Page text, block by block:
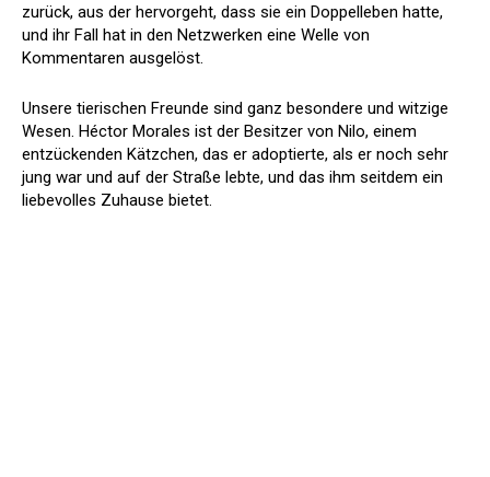
zurück, aus der hervorgeht, dass sie ein Doppelleben hatte,
und ihr Fall hat in den Netzwerken eine Welle von
Kommentaren ausgelöst.
Unsere tierischen Freunde sind ganz besondere und witzige
Wesen. Héctor Morales ist der Besitzer von Nilo, einem
entzückenden Kätzchen, das er adoptierte, als er noch sehr
jung war und auf der Straße lebte, und das ihm seitdem ein
liebevolles Zuhause bietet.